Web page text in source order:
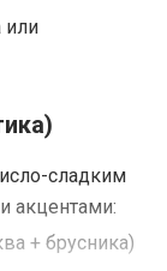
или
сладким
акцентами:
+ брусника)